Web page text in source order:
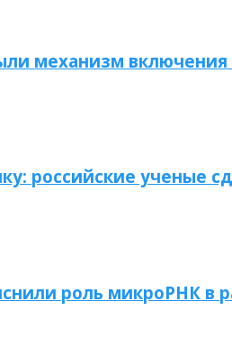
механизм включения
российские ученые
роль микроРНК в